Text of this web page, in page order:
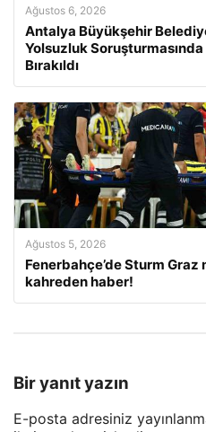
Ağustos 6, 2026
Antalya Büyükşehir
Yolsuzluk
Bırakıldı
Ağustos 5, 2026
Fenerbahçe’de Sturm Graz
kahreden haber!
Bir yanıt yazın
E-posta adresiniz